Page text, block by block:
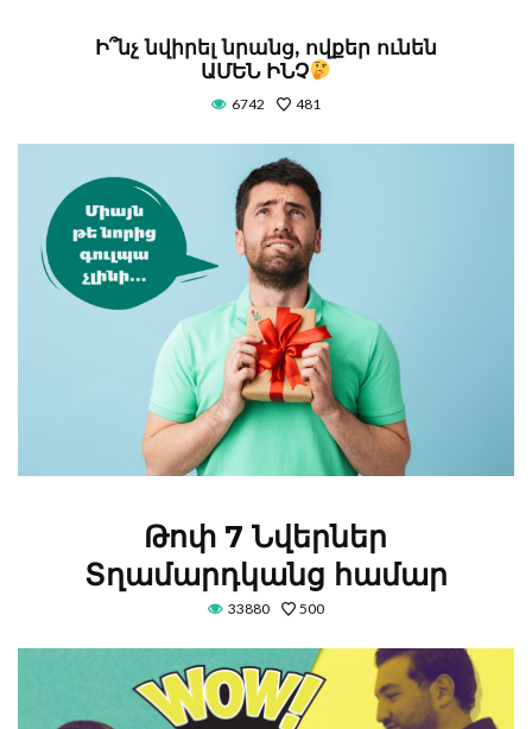
Ի՞նչ նվիրել նրանց, ովքեր ունեն
ԱՄԵՆ ԻՆՉ
6742 481
Թոփ 7 Նվերներ
Տղամարդկանց համար
33880 500